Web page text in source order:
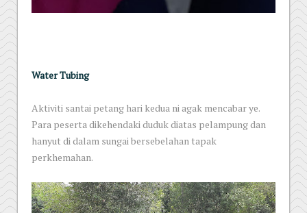
Water Tubing
Aktiviti santai petang hari kedua ni agak mencabar ye.
Para peserta dikehendaki duduk diatas pelampung dan
hanyut di dalam sungai bersebelahan tapak
perkhemahan.